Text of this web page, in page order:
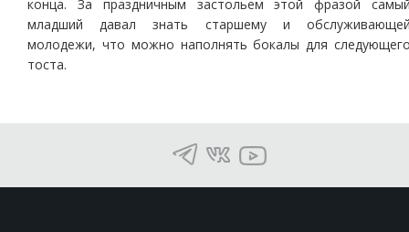
конца. За праздничным застольем этой фразой
младший давал знать старшему и
молодежи, что можно наполнять бокалы для
тоста.